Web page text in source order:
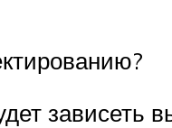
зависеть